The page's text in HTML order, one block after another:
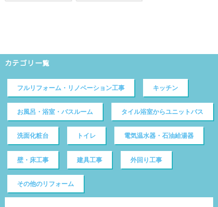
カテゴリ一覧
フルリフォーム・リノベーション工事 キッチン
お風呂・浴室・バスルーム タイル浴室からユニットバス
洗面化粧台 トイレ 電気温水器・石油給湯器
壁・床工事 建具工事 外回り工事
その他のリフォーム